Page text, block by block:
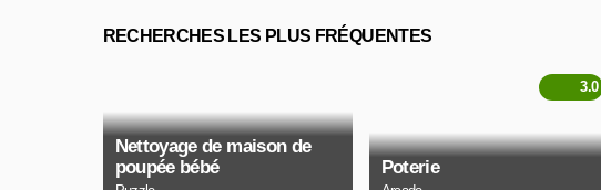
RECHERCHES LES PLUS FRÉQUENTES
Nettoyage de maison de
poupée bébé
Poterie
3.0